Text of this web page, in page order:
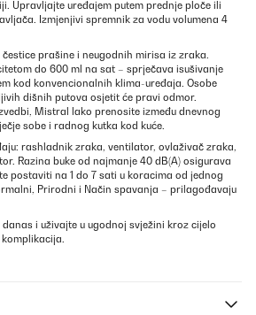
Upravljajte uređajem putem prednje ploče ili
Izmjenjivi spremnik za vodu volumena 4
prašine i neugodnih mirisa iz zraka.
do 600 ml na sat – sprječava isušivanje
kod konvencionalnih klima-uređaja. Osobe
dišnih putova osjetit će pravi odmor.
Mistral lako prenosite između dnevnog
sobe i radnog kutka kod kuće.
rashladnik zraka, ventilator, ovlaživač zraka,
Razina buke od najmanje 40 dB(A) osigurava
postaviti na 1 do 7 sati u koracima od jednog
Prirodni i Način spavanja – prilagođavaju
i uživajte u ugodnoj svježini kroz cijelo
komplikacija.